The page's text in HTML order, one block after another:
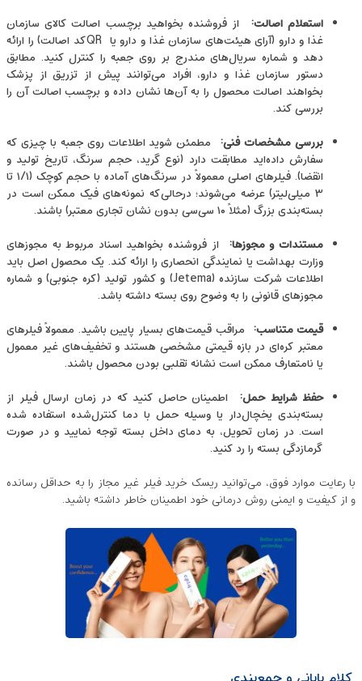
استعلام اصالت: از فروشنده بخواهید برچسب اصالت کالای سازمان
غذا و دارو (آرای هیئت‌های سازمان غذا و دارو یا QRکد اصالت) را ارائه
دهد و شماره سریال‌های مندرج بر روی جعبه را کنترل کنید. مطابق
دستور سازمان غذا و دارو، افراد می‌توانند پیش از تزریق از پزشک
بخواهند اصالت محصول را به آن‌ها نشان داده و برچسب اصالت آن را
بررسی کند.
بررسی مشخصات فنی: مطمئن شوید اطلاعات روی جعبه با چیزی که
سفارش داده‌اید مطابقت دارد (نوع گرید، حجم سرنگ، تاریخ تولید و
انقضا). فیلرهای اصلی معمولاً در سرنگ‌های آماده با حجم کوچک (۱/۱ تا
۳ میلی‌لیتر) عرضه می‌شوند؛ درحالی‌که نمونه‌های فیک ممکن است در
بسته‌بندی بزرگ (مثلاً ۱۰ سی‌سی بدون نشان تجاری معتبر) باشند.
مستندات و مجوزها: از فروشنده بخواهید اسناد مربوط به مجوزهای
وزارت بهداشت یا نمایندگی انحصاری را ارائه کند. یک محصول اصل باید
اطلاعات شرکت سازنده (Jetema) و کشور تولید (کره جنوبی) و شماره
مجوزهای قانونی را به‌ وضوح روی بسته داشته باشد.
قیمت متناسب: مراقب قیمت‌های بسیار پایین باشید. معمولاً فیلرهای
معتبر کره‌ای در بازه قیمتی مشخصی هستند و تخفیف‌های غیر معمول
یا نامتعارف ممکن است نشانه تقلبی بودن محصول باشند.
حفظ شرایط حمل: اطمینان حاصل کنید که در زمان ارسال فیلر از
بسته‌بندی ‌یخچال‌دار یا وسیله حمل با دما کنترل‌شده استفاده شده
است. در زمان تحویل، به دمای داخل بسته توجه نمایید و در صورت
گرمازدگی بسته را رد کنید.
با رعایت موارد فوق، می‌توانید ریسک خرید فیلر غیر مجاز را به حداقل رسانده
و از کیفیت و ایمنی روش درمانی خود اطمینان خاطر داشته باشید.